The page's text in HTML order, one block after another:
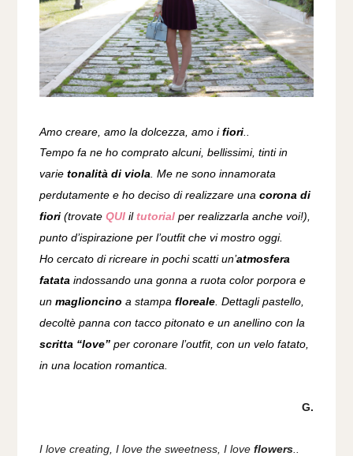
Amo creare, amo la dolcezza, amo ifiori
Tempo fa ne ho comprato alcuni, bellissimi, tinti in
varietonalità di viola . Me ne sono innamorata
perdutamente e ho deciso di realizzare unacorona di
fiori(trovateQUI iltutorial per realizzarla anche voi!),
punto d’ispirazione per l’outfit che vi mostro oggi.
Ho cercato di ricreare in pochi scatti un’atmosfera
fatata indossando una gonna a ruota color porpora e
unmaglioncino a stampafloreale . Dettagli pastello,
decoltè panna con tacco pitonato e un anellino con la
scritta “love”per coronare l’outfit, con un velo fatato,
in una location romantica.
G.
I love creating, I love the sweetness, I loveflowers